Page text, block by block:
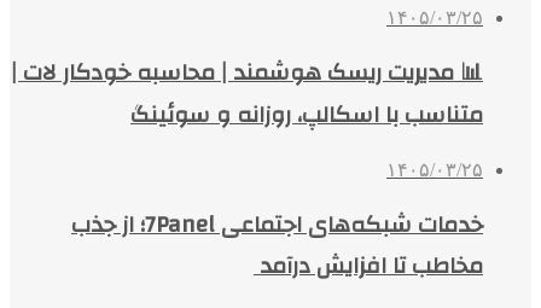
۱۴۰۵/۰۳/۲۵
📊 مدیریت ریسک هوشمند | محاسبه خودکار لات |
متناسب با اسکالپ، روزانه و سوئینگ
۱۴۰۵/۰۳/۲۵
خدمات شبکه‌های اجتماعی 7Panel؛ از جذب
مخاطب تا افزایش درآمد